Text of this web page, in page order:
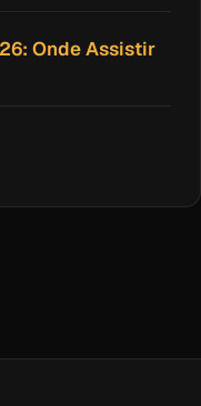
Onde Assistir